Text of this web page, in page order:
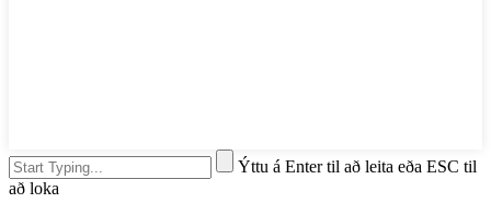
Ýttu á Enter til að leita eða ESC til
að loka